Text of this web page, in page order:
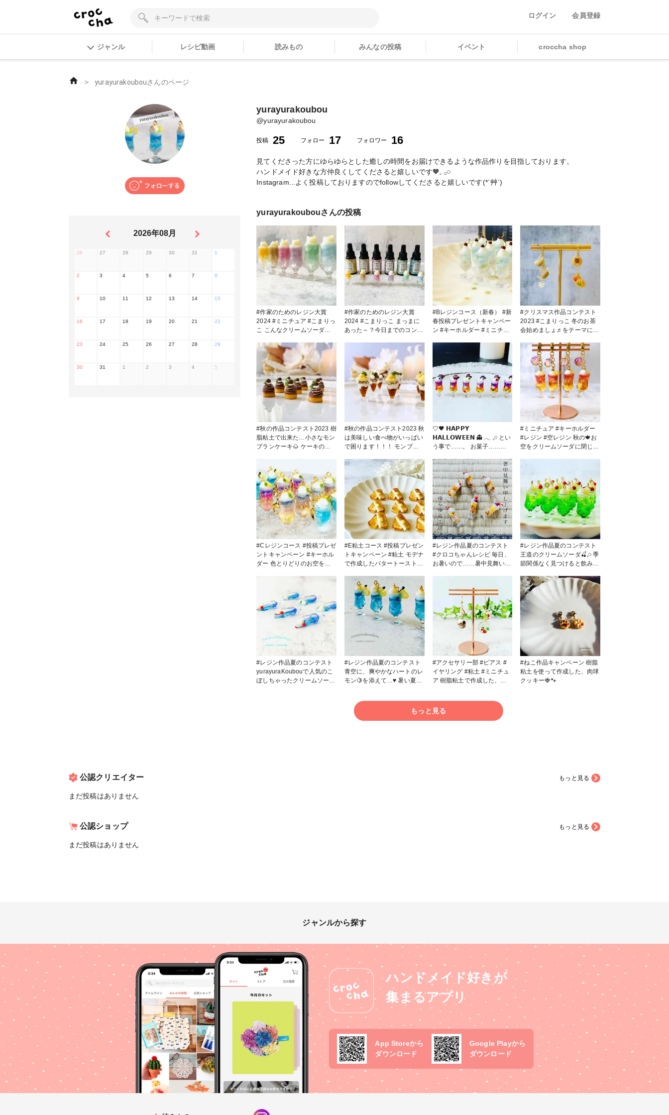
ログイン 会員登録
ジャンル レシピ動画 読みもの みんなの投稿 イベント croccha shop
＞ yurayurakoubouさんのページ
2026年08月
26 27 28 29 30 31 1
2 3 4 5 6 7 8
9 10 11 12 13 14 15
16 17 18 19 20 21 22
23 24 25 26 27 28 29
30 31 1 2 3 4 5
yurayurakoubou
@yurayurakoubou
投稿 25 フォロー 17 フォロワー 16
見てくださった方にゆらゆらとした癒しの時間をお届けできるような作品作りを目指しております。
ハンドメイド好きな方仲良くしてくださると嬉しいです🧡𓈒 𓂂𓏸
Instagram...よく投稿しておりますのでfollowしてくださると嬉しいです(*´艸`)
yurayurakoubouさんの投稿
#作家のためのレジン大賞
2024 #ミニチュア #こまりっ
こ こんなクリームソーダあ
#作家のためのレジン大賞
2024 #こまりっこ まっまに
あった～？今日までのコンテ
滑り込みで投稿～💦笑 こま
りさんが、制作に携わってい
る作家のためのレジン着色剤
を使って夢見るお空のクリー
ムソーダを作ってみました♬
#Bレジンコース（新春） #新
春投稿プレゼントキャンペー
ン #キーホルダー #ミニチュ
ームソーダに閉じ込めてみま
した𓂃𓈒 ❅ * 最近ぷっくりレ
ジンお気に入りです(✳︎´∨︎`✳︎)
#クリスマス作品コンテスト
2023 #こまりっこ 冬のお茶
会始めましょ♬をテーマに‪(
黄色、赤、緑とさり気ないク
リスマスカラーを𓂃𓈒 ❅ * ち
なみに、ミルクティーはコマ
リンカラー着色剤のナッツに
着色剤のブラウンを混ぜるだ
けで作れます♬ ミルクティ
ーやカフェオレが作りたい方
にオススメです🍩☕∗*ﾟ
#秋の作品コンテスト2023 樹
脂粘土で出来た…小さなモン
ブランケーキ🌰 ケーキの中
(*´꒳`*)ポッ♥️ #アクセサリー #
ミニチュア #粘土
#秋の作品コンテスト2023 秋
は美味しい食べ物がいっぱい
で困ります！！！ モンブラ
はほろ苦い珈琲ゼリーをイメ
ージして(作家のためのレジ
ン) アイスクリームには、あ
まーい栗の甘露煮のアイスク
リーム(モデナ)食べれない０
キロカロリーのsweetsお召し
上がりください☺️
🤍🖤 𝗛𝗔𝗣𝗣𝗬
𝗛𝗔𝗟𝗟𝗢𝗪𝗘𝗘𝗡 👻 𓂃 𓈒𓏸 とい
う事で……。 お菓子……お
がでしょうか？笑 #ミニチュ
ア #販売中 #チャーム#レジ
ン #ハロウィン
#ミニチュア #キーホルダー
#レジン #空レジン 秋の🍁お
空をクリームソーダに閉じ込
#Cレジンコース #投稿プレゼ
ントキャンペーン #キーホル
ダー 色とりどりのお空をク
#E粘土コース #投稿プレゼン
トキャンペーン #粘土 モデナ
で作成したバタートースト🍞
ふわっともちっりをイメージ
して作成しております
(⁎ᴗ͈ˬᴗ͈⁎)
#レジン作品夏のコンテスト
#クロコちゃんレシピ 毎日、
お暑いので……暑中見舞いも
#レジン作品夏のコンテスト
王道のクリームソーダ🍒𓈒𓏸 季
節関係なく見つけると飲みた
らに飲みたくなる( ´艸｀)♥️ #
クロコちゃんレシピ
#レジン作品夏のコンテスト
yurayuraKoubouで人気のこ
ぼしちゃったクリームソー
#レジン作品夏のコンテスト
青空に、爽やかなハートのレ
モン🍋を添えて…♥️ 暑い夏に
ル…シール貼ってないにゃ🤣
#アクセサリー部 #ピアス #
イヤリング #粘土 #ミニチュ
ア 樹脂粘土で作成した、苺
ーサーです。 🍓🧁𓈒 𓏸𓈒𓂂𓂃♡
⚠️クロコちゃん...レシピは、
#ねこ作品キャンペーン 樹脂
粘土を使って作成した、肉球
クッキー🍓🐾
もっと見る
公認クリエイター もっと見る
まだ投稿はありません
公認ショップ もっと見る
まだ投稿はありません
ジャンルから探す
ハンドメイド好きが
集まるアプリ
App Storeから
ダウンロード
Google Playから
ダウンロード